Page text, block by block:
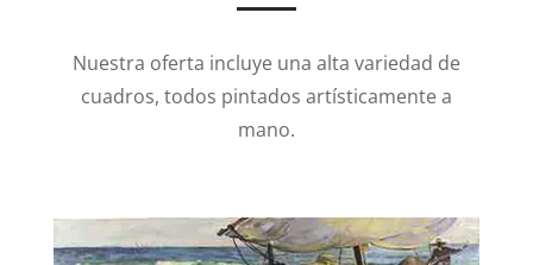
Nuestra oferta incluye una alta variedad de
cuadros, todos pintados artísticamente a
mano.